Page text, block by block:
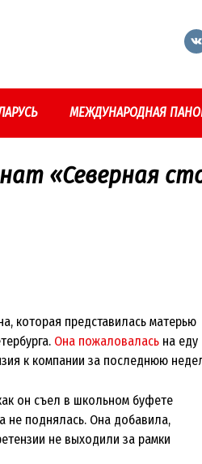
МЕЖДУНАРОДНАЯ
«Северная
которая представилась матерью
Она пожаловалась на еду
к компании за последнюю
он съел в школьном буфете
не поднялась. Она добавила,
не выходили за рамки